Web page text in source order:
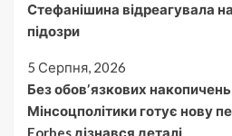
Стефанішина відреагувала
підозри
5 Серпня, 2026
Без обовʼязкових накопичень
Мінсоцполітики готує нову
Forbes дізнався деталі